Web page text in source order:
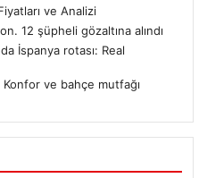
ve Analizi
12 şüpheli gözaltına alındı
İspanya rotası: Real
Konfor ve bahçe mutfağı